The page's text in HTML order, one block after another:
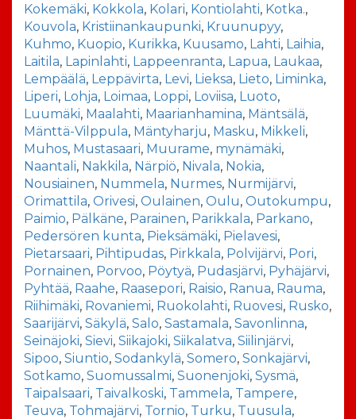
Kokemäki, Kokkola, Kolari, Kontiolahti, Kotka.,
Kouvola, Kristiinankaupunki, Kruunupyy,
Kuhmo, Kuopio, Kurikka, Kuusamo, Lahti, Laihia,
Laitila, Lapinlahti, Lappeenranta, Lapua, Laukaa,
Lempäälä, Leppävirta, Levi, Lieksa, Lieto, Liminka,
Liperi, Lohja, Loimaa, Loppi, Loviisa, Luoto,
Luumäki, Maalahti, Maarianhamina, Mäntsälä,
Mänttä-Vilppula, Mäntyharju, Masku, Mikkeli,
Muhos, Mustasaari, Muurame, mynämäki,
Naantali, Nakkila, Närpiö, Nivala, Nokia,
Nousiainen, Nummela, Nurmes, Nurmijärvi,
Orimattila, Orivesi, Oulainen, Oulu, Outokumpu,
Paimio, Pälkäne, Parainen, Parikkala, Parkano,
Pedersören kunta, Pieksämäki, Pielavesi,
Pietarsaari, Pihtipudas, Pirkkala, Polvijärvi, Pori,
Pornainen, Porvoo, Pöytyä, Pudasjärvi, Pyhäjärvi,
Pyhtää, Raahe, Raasepori, Raisio, Ranua, Rauma,
Riihimäki, Rovaniemi, Ruokolahti, Ruovesi, Rusko,
Saarijärvi, Säkylä, Salo, Sastamala, Savonlinna,
Seinäjoki, Sievi, Siikajoki, Siikalatva, Siilinjärvi,
Sipoo, Siuntio, Sodankylä, Somero, Sonkajärvi,
Sotkamo, Suomussalmi, Suonenjoki, Sysmä,
Taipalsaari, Taivalkoski, Tammela, Tampere,
Teuva, Tohmajärvi, Tornio, Turku, Tuusula,